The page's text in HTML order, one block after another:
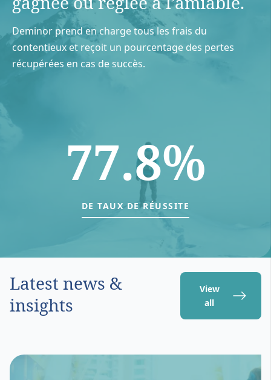
Deminor prend en charge tous les frais du
contentieux et reçoit un pourcentage des pertes
récupérées en cas de succès.
77.8%
DE TAUX DE RÉUSSITE
Latest news &
insights
View
all